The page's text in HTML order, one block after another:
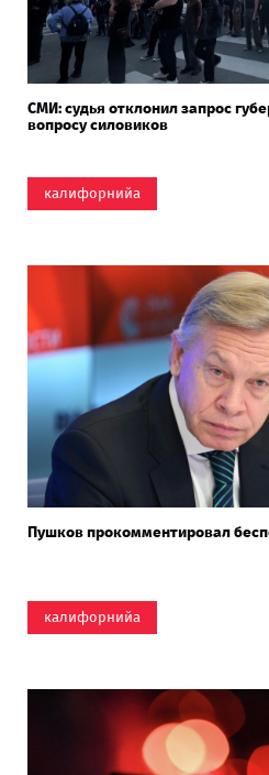
СМИ: судья отклонил запрос
вопросу силовиков
калифорнийа
Пушков прокомментировал
калифорнийа